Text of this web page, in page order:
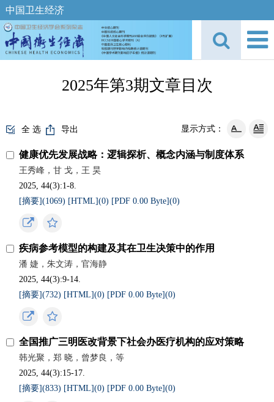
中国卫生经济
2025年第3期文章目次
全 选 导出 显示方式：
健康优先发展战略：逻辑探析、概念内涵与制度体系
王秀峰，甘 戈，王 昊
2025, 44(3):1-8.
[摘要](1069) [HTML](0) [PDF 0.00 Byte](0)
疾病参考模型的构建及其在卫生决策中的作用
潘 婕，朱文涛，官海静
2025, 44(3):9-14.
[摘要](732) [HTML](0) [PDF 0.00 Byte](0)
全国推广三明医改背景下社会办医疗机构的应对策略
韩光聚，郑 晓，曾梦良，等
2025, 44(3):15-17.
[摘要](833) [HTML](0) [PDF 0.00 Byte](0)